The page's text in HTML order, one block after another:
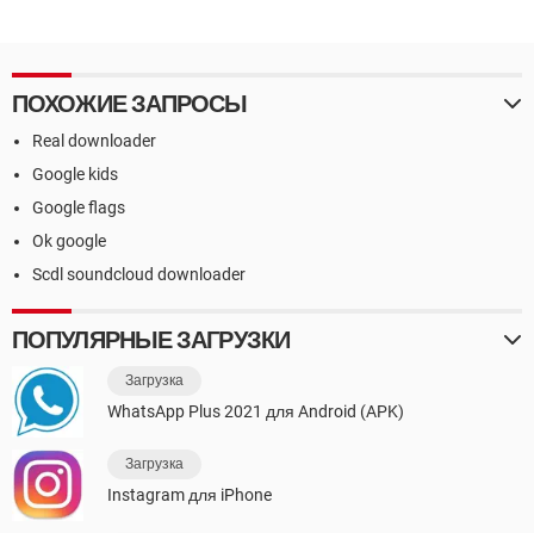
ПОХОЖИЕ ЗАПРОСЫ
Real downloader
Google kids
Google flags
Ok google
Scdl soundcloud downloader
ПОПУЛЯРНЫЕ ЗАГРУЗКИ
Загрузка
WhatsApp Plus 2021 для Android (APK)
Загрузка
Instagram для iPhone